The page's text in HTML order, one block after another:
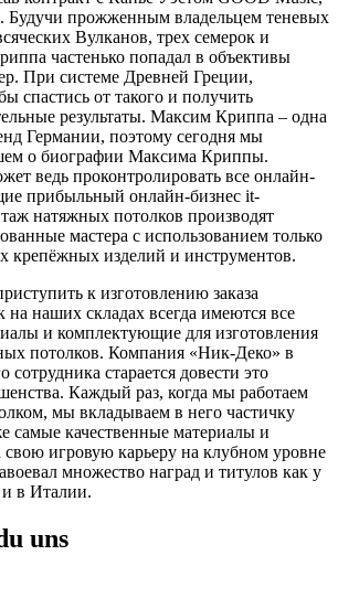
Будучи прожженным владельцем теневых
Вулканов, трех семерок и
частенько попадал в объективы
При системе Древней Греции,
спастись от такого и получить
результаты. Максим Криппа – одна
Германии, поэтому сегодня мы
о биографии Максима Криппы.
ведь проконтролировать все онлайн-
прибыльный онлайн-бизнес it-
натяжных потолков производят
мастера с использованием только
крепёжных изделий и инструментов.
к изготовлению заказа
на наших складах всегда имеются все
и комплектующие для изготовления
потолков. Компания «Ник-Деко» в
сотрудника старается довести это
Каждый раз, когда мы работаем
мы вкладываем в него частичку
самые качественные материалы и
игровую карьеру на клубном уровне
множество наград и титулов как у
и в Италии.
uns